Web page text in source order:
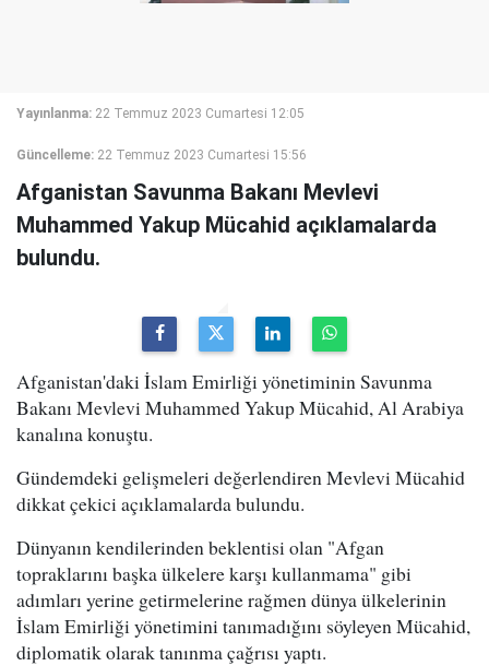
Yayınlanma: 22 Temmuz 2023 Cumartesi 12:05
Güncelleme: 22 Temmuz 2023 Cumartesi 15:56
Afganistan Savunma Bakanı Mevlevi
Muhammed Yakup Mücahid açıklamalarda
bulundu.
Afganistan'daki İslam Emirliği yönetiminin Savunma
Bakanı Mevlevi Muhammed Yakup Mücahid, Al Arabiya
kanalına konuştu.
Gündemdeki gelişmeleri değerlendiren Mevlevi Mücahid
dikkat çekici açıklamalarda bulundu.
Dünyanın kendilerinden beklentisi olan "Afgan
topraklarını başka ülkelere karşı kullanmama" gibi
adımları yerine getirmelerine rağmen dünya ülkelerinin
İslam Emirliği yönetimini tanımadığını söyleyen Mücahid,
diplomatik olarak tanınma çağrısı yaptı.